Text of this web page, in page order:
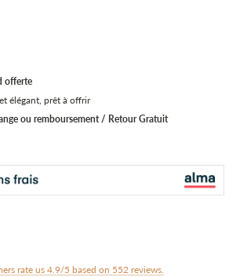
offerte
élégant, prêt à offrir
ou remboursement / Retour Gratuit
rate us 4.9/5 based on 552 reviews.